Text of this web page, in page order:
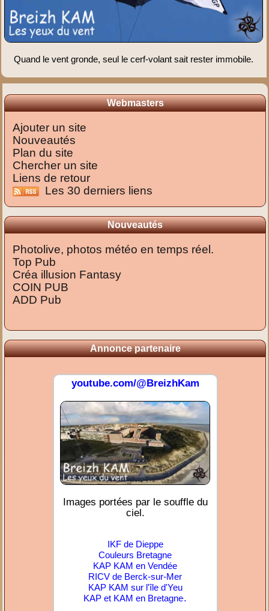
Quand le vent gronde, seul le cerf-volant sait rester immobile.
Webmasters
Ajouter un site
Nouveautés
Plan du site
Chercher un site
Liens de retour
Les 30 derniers liens
Nouveautés
Photolive, photos météo en temps réel.
Top Pub
Créa illusion Fantasy
COIN PUB
ADD Pub
Annonce partenaire
youtube.com/@BreizhKam
Images portées par le souffle du
ciel.
IKF de Dieppe
Couleurs Bretagne
KAP KAM en Vendée
RICV de Berck-sur-Mer
KAP KAM sur l'île d'Yeu
KAP et KAM en Bretagne.